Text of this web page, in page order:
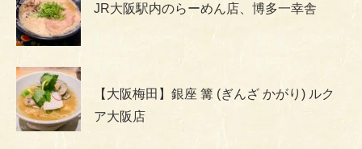
JR大阪駅内のらーめん店、博多一幸舎
【大阪梅田】銀座 篝 (ぎんざ かがり) ルク
ア大阪店